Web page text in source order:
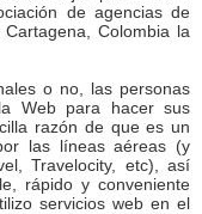
de agencias de
Colombia la
o no, las personas
Web para hacer sus
razón de que es un
las líneas aéreas (y
Travelocity, etc), así
rápido y conveniente
servicios web en el